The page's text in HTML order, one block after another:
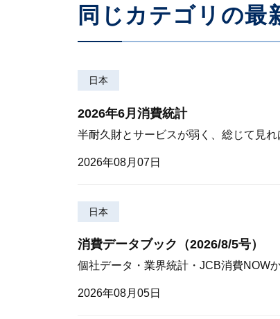
同じカテゴリの最
日本
2026年6月消費統計
半耐久財とサービスが弱く、総じて見
2026年08月07日
日本
消費データブック（2026/8/5号）
個社データ・業界統計・JCB消費NOW
2026年08月05日